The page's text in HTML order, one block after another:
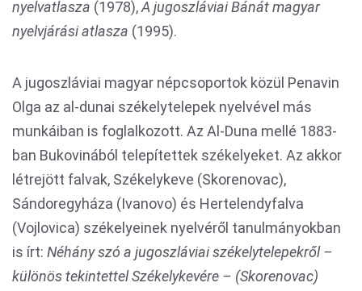
nyelvatlasza (1978),A jugoszláviai Bánát magyar
nyelvjárási atlasza (1995).
A jugoszláviai magyar népcsoportok közül Penavin
Olga az al-dunai székelytelepek nyelvével más
munkáiban is foglalkozott. Az Al-Duna mellé 1883-
ban Bukovinából telepítettek székelyeket. Az akkor
létrejött falvak, Székelykeve (Skorenovac),
Sándoregyháza (Ivanovo) és Hertelendyfalva
(Vojlovica) székelyeinek nyelvéről tanulmányokban
is írt: Néhány szó a jugoszláviai székelytelepekről –
különös tekintettel Székelykevére – (Skorenovac)